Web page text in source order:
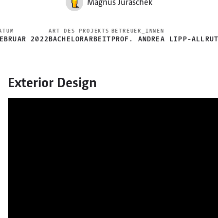
Magnus Juraschek
2022
ART DES PROJEKTS
BACHELORARBEIT
BETREUER_INNEN
PROF. ANDREA LIPP-
Exterior Design